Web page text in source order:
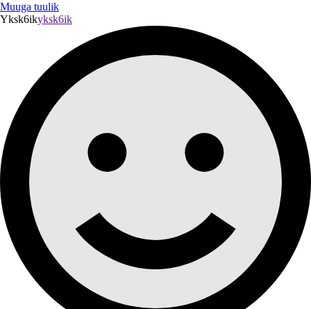
Muuga tuulik
Yksk6ikyksk6ik